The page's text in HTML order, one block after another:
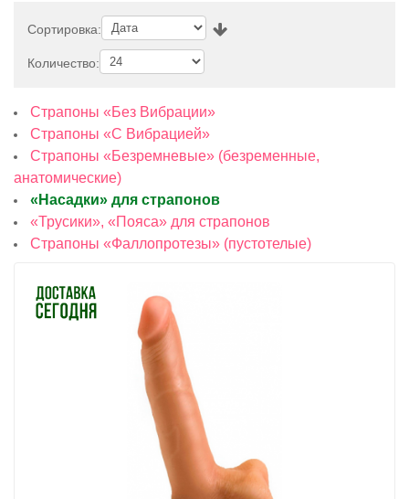
Сортировка:
Количество:
Страпоны «Без Вибрации»
Страпоны «С Вибрацией»
Страпоны «Безремневые» (безременные,
анатомические)
«Насадки» для страпонов
«Трусики», «Пояса» для страпонов
Страпоны «Фаллопротезы» (пустотелые)